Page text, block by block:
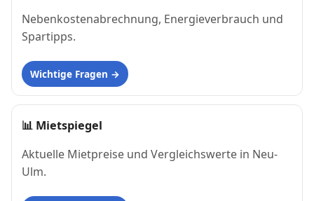
Nebenkostenabrechnung, Energieverbrauch und
Spartipps.
Wichtige Fragen
📊 Mietspiegel
Aktuelle Mietpreise und Vergleichswerte in Neu-
Ulm.